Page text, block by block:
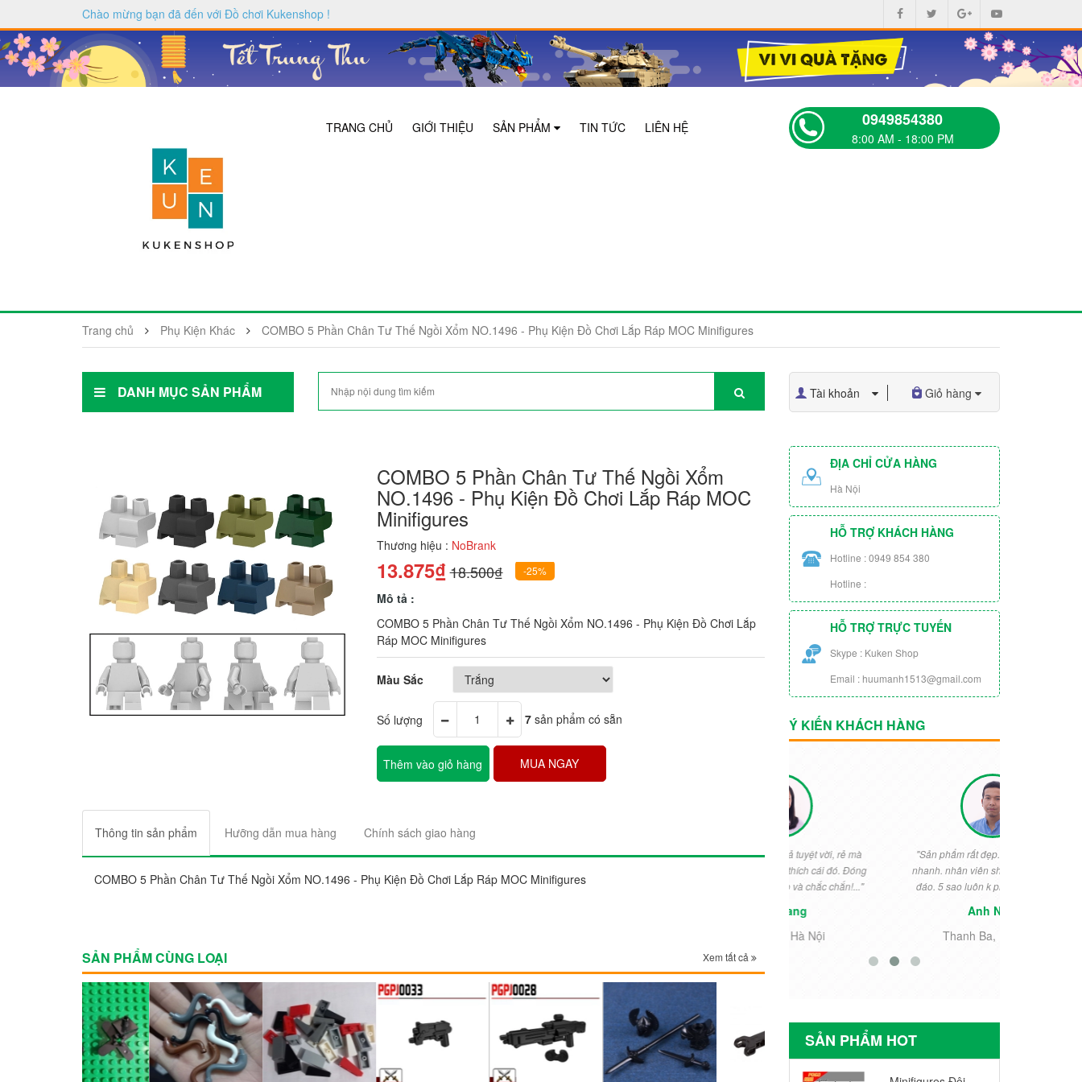
Chào mừng bạn đã đến với Đồ chơi Kukenshop !
TRANG CHỦ GIỚI THIỆU SẢN PHẨM TIN TỨC LIÊN HỆ 0949854380
8:00 AM - 18:00 PM
Trang chủ Phụ Kiện Khác COMBO 5 Phần Chân Tư Thế Ngồi Xổm NO.1496 - Phụ Kiện Đồ Chơi Lắp Ráp MOC Minifigures
DANH MỤC SẢN PHẨM Tài khoản Giỏ hàng
COMBO 5 Phần Chân Tư Thế Ngồi Xổm
NO.1496 - Phụ Kiện Đồ Chơi Lắp Ráp MOC
Minifigures
Thương hiệu : NoBrank
13.875₫18.500₫ -25%
Mô tả :
COMBO 5 Phần Chân Tư Thế Ngồi Xổm NO.1496 - Phụ Kiện Đồ Chơi Lắp
Ráp MOC Minifigures
Màu Sắc
Số lượng 7sản phẩm có sẵn
Thêm vào giỏ hàng MUA NGAY
Thông tin sản phẩm Hưỡng dẫn mua hàng Chính sách giao hàng
COMBO 5 Phần Chân Tư Thế Ngồi Xổm NO.1496 - Phụ Kiện Đồ Chơi Lắp Ráp MOC Minifigures
SẢN PHẨM CÙNG LOẠI Xem tất cả
ĐỊA CHỈ CỬA HÀNG
Hà Nội
HỖ TRỢ KHÁCH HÀNG
Hotline : 0949 854 380
Hotline :
HỖ TRỢ TRỰC TUYẾN
Skype : Kuken Shop
Email : huumanh1513@gmail.com
Ý KIẾN KHÁCH HÀNG
"Sản phẩm thì trên cả tuyệt vời, rẻ mà
"Sản phẩm rất đẹp. chuyển phát rất
nhanh. nhân viên shop nhiệt tình chu
đáo. 5 sao luôn k phải nói gì nữa..."
Thanh Ba, Phú Thọ
SẢN PHẨM HOT